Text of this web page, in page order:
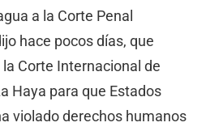
a la Corte Penal
hace pocos días, que
Corte Internacional de
Haya para que Estados
violado derechos humanos